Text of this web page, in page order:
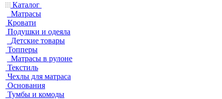
Каталог
Матрасы
Кровати
Подушки и одеяла
Детские товары
Топперы
Матрасы в рулоне
Текстиль
Чехлы для матраса
Основания
Тумбы и комоды